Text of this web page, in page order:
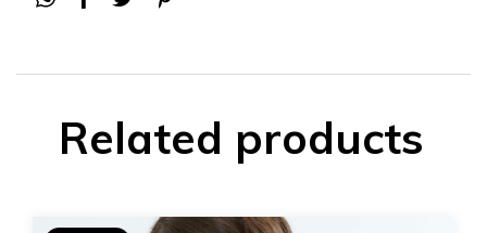
Related products